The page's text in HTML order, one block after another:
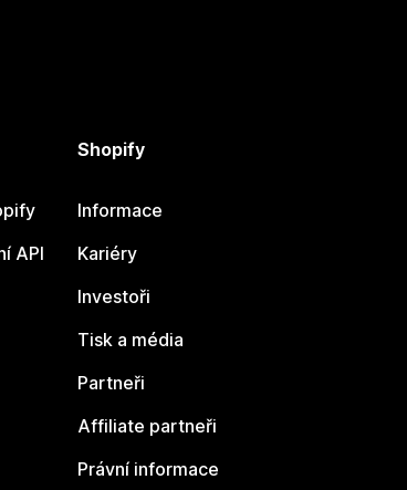
API
Shopify
Informace
Kariéry
Investoři
Tisk a média
Partneři
Affiliate partneři
Právní informace